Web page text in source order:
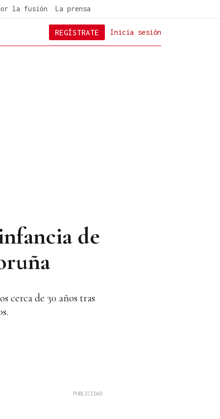
la fusión La prensa
Inicia sesión
REGÍSTRATE
de
cerca de 30 años tras